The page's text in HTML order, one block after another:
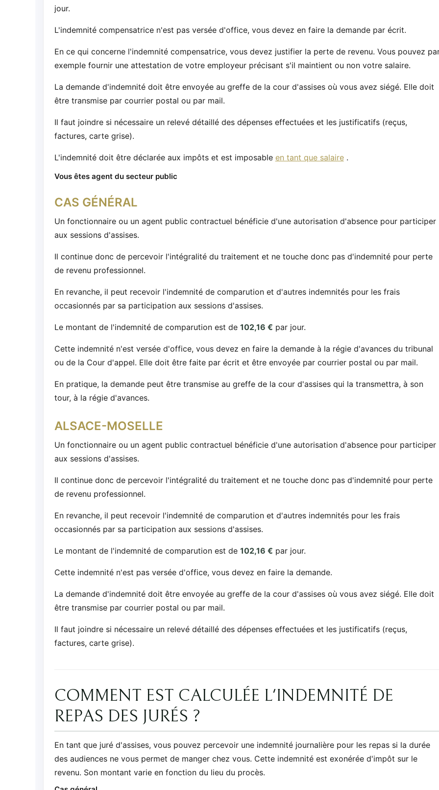
jour.
L'indemnité compensatrice n'est pas versée d'office, vous devez en faire la demande par écrit.
En ce qui concerne l'indemnité compensatrice, vous devez justifier la perte de revenu. Vous pouvez
exemple fournir une attestation de votre employeur précisant s'il maintient ou non votre salaire.
La demande d'indemnité doit être envoyée au greffe de la cour d'assises où vous avez siégé. Elle doit
être transmise par courrier postal ou par mail.
Il faut joindre si nécessaire un relevé détaillé des dépenses effectuées et les justificatifs (reçus,
factures, carte grise).
L'indemnité doit être déclarée aux impôts et est imposable en tant que salaire.
Vous êtes agent du secteur public
CAS GÉNÉRAL
Un fonctionnaire ou un agent public contractuel bénéficie d'une autorisation d'absence pour participer
aux sessions d'assises.
Il continue donc de percevoir l'intégralité du traitement et ne touche donc pas d'indemnité pour perte
de revenu professionnel.
En revanche, il peut recevoir l'indemnité de comparution et d'autres indemnités pour les frais
occasionnés par sa participation aux sessions d'assises.
Le montant de l'indemnité de comparution est de 102,16 € par jour.
Cette indemnité n'est versée d'office, vous devez en faire la demande à la régie d'avances du tribunal
ou de la Cour d'appel. Elle doit être faite par écrit et être envoyée par courrier postal ou par mail.
En pratique, la demande peut être transmise au greffe de la cour d'assises qui la transmettra, à son
tour, à la régie d'avances.
ALSACE-MOSELLE
Un fonctionnaire ou un agent public contractuel bénéficie d'une autorisation d'absence pour participer
aux sessions d'assises.
Il continue donc de percevoir l'intégralité du traitement et ne touche donc pas d'indemnité pour perte
de revenu professionnel.
En revanche, il peut recevoir l'indemnité de comparution et d'autres indemnités pour les frais
occasionnés par sa participation aux sessions d'assises.
Le montant de l'indemnité de comparution est de 102,16 € par jour.
Cette indemnité n'est pas versée d'office, vous devez en faire la demande.
La demande d'indemnité doit être envoyée au greffe de la cour d'assises où vous avez siégé. Elle doit
être transmise par courrier postal ou par mail.
Il faut joindre si nécessaire un relevé détaillé des dépenses effectuées et les justificatifs (reçus,
factures, carte grise).
COMMENT EST CALCULÉE L'INDEMNITÉ DE
REPAS DES JURÉS ?
En tant que juré d'assises, vous pouvez percevoir une indemnité journalière pour les repas si la durée
des audiences ne vous permet de manger chez vous. Cette indemnité est exonérée d'impôt sur le
revenu. Son montant varie en fonction du lieu du procès.